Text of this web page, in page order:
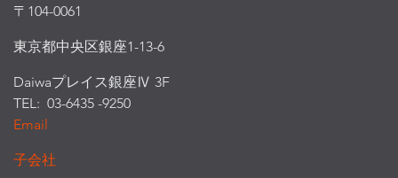
〒104-0061
東京都中央区銀座1-13-6
Daiwaプレイス銀座Ⅳ 3F
TEL: 03-6435 -9250
Email
子会社